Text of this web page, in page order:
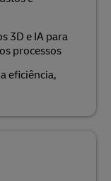
3D e IA para
processos
eficiência,